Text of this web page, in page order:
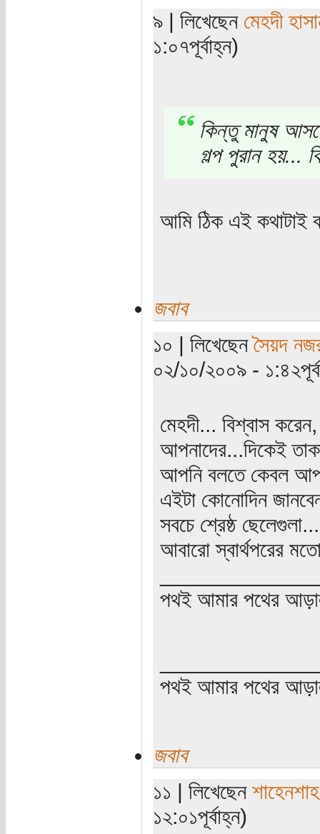
৯ | লিখেছেন মেহদী
১:০৭পূর্বাহ্ন)
কিন্তু মানুষ
গল্প পুরান হয়...
আমি ঠিক এই কথাটাই
জবাব
১০ | লিখেছেনসৈয়দ
০২/১০/২০০৯ -
মেহদী... বিশ্বাস
আপনাদের...দিকেই
আপনি বলতে কেবল
এইটা কোনোদিন
সবচে শ্রেষ্ঠ
আবারো স্বার্থপরের
পথই আমার পথের
পথই আমার পথের
জবাব
১১ | লিখেছেন
১২:০১পূর্বাহ্ন)